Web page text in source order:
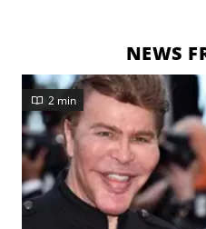
NEWS
2 min